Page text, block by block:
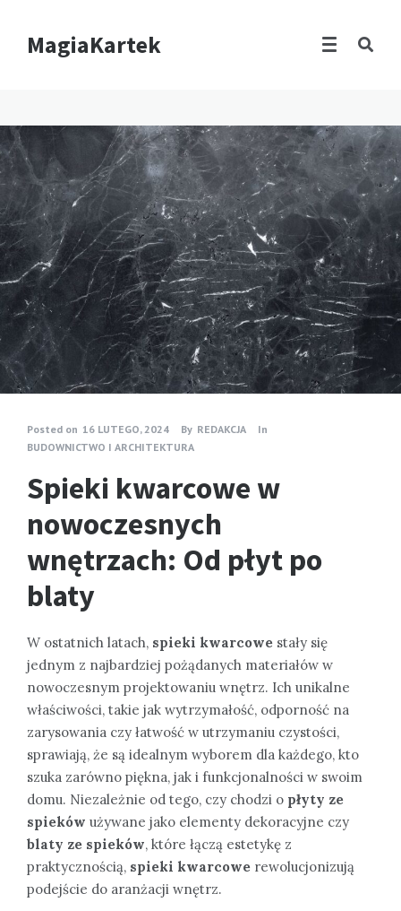
MagiaKartek
Posted on 16 LUTEGO, 2024 By REDAKCJA
In
BUDOWNICTWO I ARCHITEKTURA
Spieki kwarcowe w
nowoczesnych
wnętrzach: Od płyt po
blaty
W ostatnich latach, spieki kwarcowe stały się
jednym z najbardziej pożądanych materiałów w
nowoczesnym projektowaniu wnętrz. Ich unikalne
właściwości, takie jak wytrzymałość, odporność na
zarysowania czy łatwość w utrzymaniu czystości,
sprawiają, że są idealnym wyborem dla każdego, kto
szuka zarówno piękna, jak i funkcjonalności w swoim
domu. Niezależnie od tego, czy chodzi o płyty ze
spieków używane jako elementy dekoracyjne czy
blaty ze spieków, które łączą estetykę z
praktycznością, spieki kwarcowe rewolucjonizują
podejście do aranżacji wnętrz.